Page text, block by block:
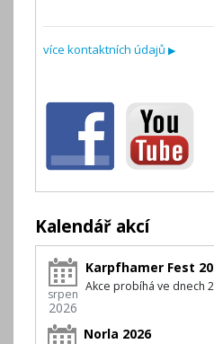
více kontaktních údajů ▶
Kalendář akcí
srpen
2026
Karpfhamer Fest
Akce probíhá ve dnech
Norla 2026